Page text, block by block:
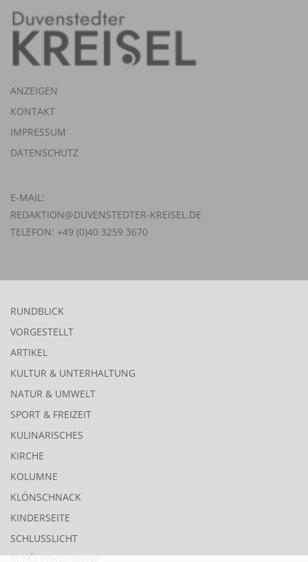
ANZEIGEN
KONTAKT
IMPRESSUM
DATENSCHUTZ
E-MAIL:
REDAKTION@DUVENSTEDTER-KREISEL.DE
TELEFON: +49 (0)40 3259 3670
RUNDBLICK
VORGESTELLT
ARTIKEL
KULTUR & UNTERHALTUNG
NATUR & UMWELT
SPORT & FREIZEIT
KULINARISCHES
KIRCHE
KOLUMNE
KLÖNSCHNACK
KINDERSEITE
SCHLUSSLICHT
SCHÜLERKOLUMNE